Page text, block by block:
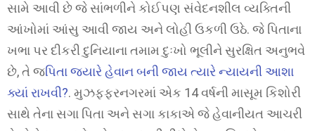
સામે આવી છે જે સાંભળીને કોઈપણ સંવેદનશીલ વ્યક્તિની
આંખોમાં આંસુ આવી જાય અને લોહી ઉકળી ઉઠે. જે પિતાના
ખભા પર દીકરી દુનિયાના તમામ દુઃખો ભૂલીને સુરક્ષિત અનુભવે
છે, તે જપિતા જ્યારે હેવાન બની જાય ત્યારે ન્યાયની આશા
ક્યાં રાખવી?. મુઝફ્ફરનગરમાં એક 14 વર્ષની માસૂમ કિશોરી
સાથે તેના સગા પિતા અને સગા કાકાએ જે હેવાનીયત આચરી